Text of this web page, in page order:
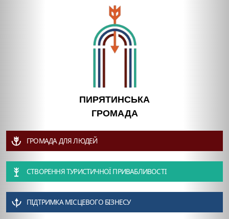
ПИРЯТИНСЬКА
ГРОМАДА
ГРОМАДА ДЛЯ ЛЮДЕЙ
СТВОРЕННЯ ТУРИСТИЧНОЇ ПРИВАБЛИВОСТІ
ПІДТРИМКА МІСЦЕВОГО БІЗНЕСУ